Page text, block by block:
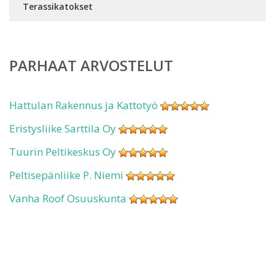
Terassikatokset
PARHAAT ARVOSTELUT
Hattulan Rakennus ja Kattotyö
Eristysliike Sarttila Oy
Tuurin Peltikeskus Oy
Peltisepänliike P. Niemi
Vanha Roof Osuuskunta